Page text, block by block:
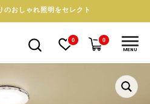
のおしゃれ照明をセレクト
0 0
MENU